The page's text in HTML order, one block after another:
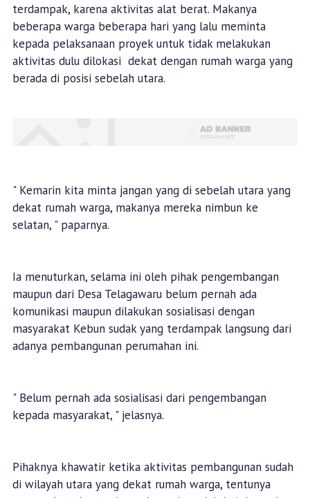
terdampak, karena aktivitas alat berat. Makanya
beberapa warga beberapa hari yang lalu meminta
kepada pelaksanaan proyek untuk tidak melakukan
aktivitas dulu dilokasi dekat dengan rumah warga yang
berada di posisi sebelah utara.
" Kemarin kita minta jangan yang di sebelah utara yang
dekat rumah warga, makanya mereka nimbun ke
selatan, " paparnya.
Ia menuturkan, selama ini oleh pihak pengembangan
maupun dari Desa Telagawaru belum pernah ada
komunikasi maupun dilakukan sosialisasi dengan
masyarakat Kebun sudak yang terdampak langsung dari
adanya pembangunan perumahan ini.
" Belum pernah ada sosialisasi dari pengembangan
kepada masyarakat, " jelasnya.
Pihaknya khawatir ketika aktivitas pembangunan sudah
di wilayah utara yang dekat rumah warga, tentunya